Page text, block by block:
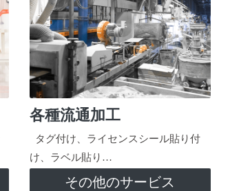
各種流通加工
タグ付け、ライセンスシール貼り付
け、ラベル貼り…
その他のサービス